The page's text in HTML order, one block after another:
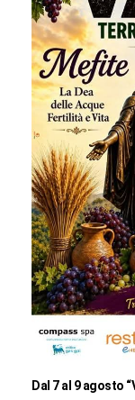
Dal 7 al 9 agosto